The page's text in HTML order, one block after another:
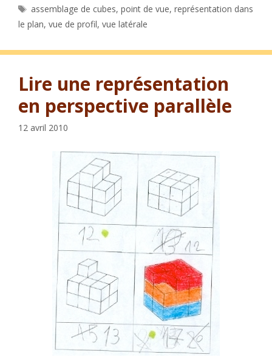
Étiquettes
assemblage de cubes,point de vue,représentation dans
le plan, vue de profil, vue latérale
Lire une représentation
en perspective parallèle
12 avril 2010